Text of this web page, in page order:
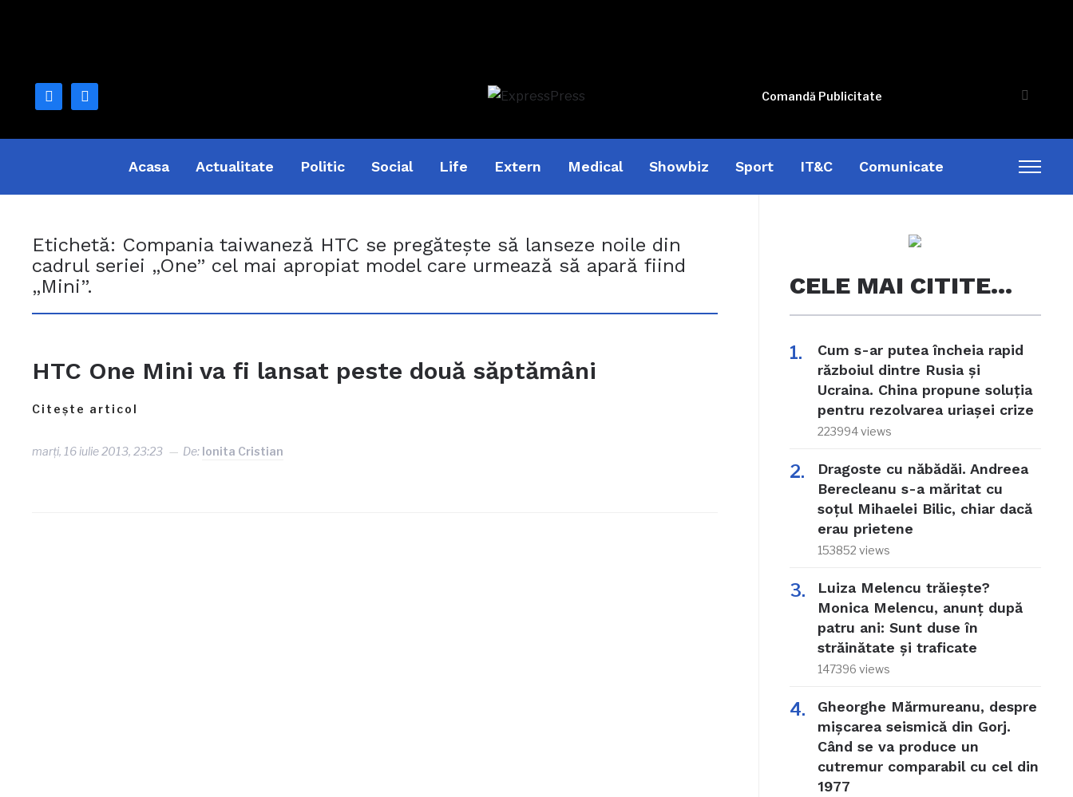
facebook
mail Comandă Publicitate
Acasa Actualitate Politic Social Life Extern Medical Showbiz Sport IT&C Comunicate
Etichetă: Compania taiwaneză HTC se pregăteşte să lanseze noile din
cadrul seriei „One” cel mai apropiat model care urmează să apară fiind
„Mini”.
HTC One Mini va fi lansat peste două săptămâni
Citește articol
marți, 16 iulie 2013, 23:23 De: Ionita Cristian
CELE MAI CITITE…
Cum s-ar putea încheia rapid
războiul dintre Rusia și
Ucraina. China propune soluția
pentru rezolvarea uriașei crize
223994 views
Dragoste cu năbădăi. Andreea
Berecleanu s-a măritat cu
soțul Mihaelei Bilic, chiar dacă
erau prietene
153852 views
Luiza Melencu trăiește?
Monica Melencu, anunț după
patru ani: Sunt duse în
străinătate și traficate
147396 views
Gheorghe Mărmureanu, despre
mișcarea seismică din Gorj.
Când se va produce un
cutremur comparabil cu cel din
1977